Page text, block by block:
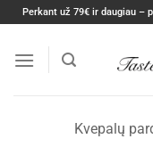
Skip
content
Perkant už 79€ ir daugiau –
Kvepalų